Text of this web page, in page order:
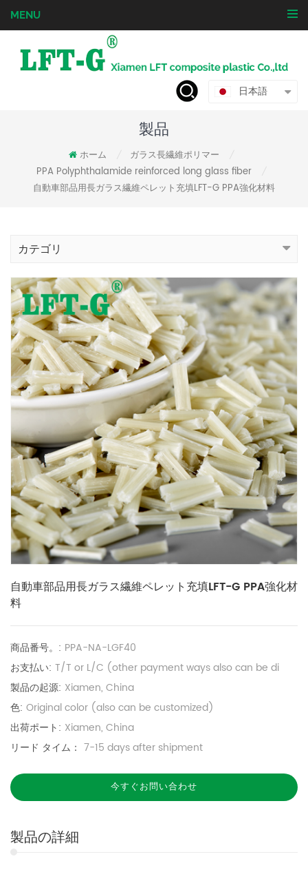
MENU
日本語
製品
ホーム ガラス長繊維ポリマー
PPA Polyphthalamide reinforced long glass fiber
自動車部品用長ガラス繊維ペレット充填LFT-G PPA強化材料
カテゴリ
自動車部品用長ガラス繊維ペレット充填LFT-G PPA強化材
料
商品番号。: PPA-NA-LGF40
お支払い: T/T or L/C (other payment ways also can be di
製品の起源: Xiamen, China
色: Original color (also can be customized)
出荷ポート: Xiamen, China
リード タイム： 7-15 days after shipment
今すぐお問い合わせ
製品の詳細